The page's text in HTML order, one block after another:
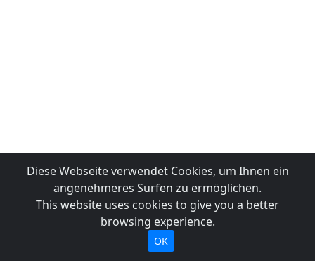
Diese Webseite verwendet Cookies, um Ihnen ein
angenehmeres Surfen zu ermöglichen.
This website uses cookies to give you a better
browsing experience.
OK